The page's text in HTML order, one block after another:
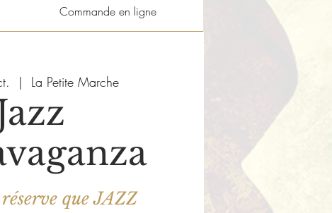
Commande en ligne
  |
La Petite Marche
réserve que JAZZ